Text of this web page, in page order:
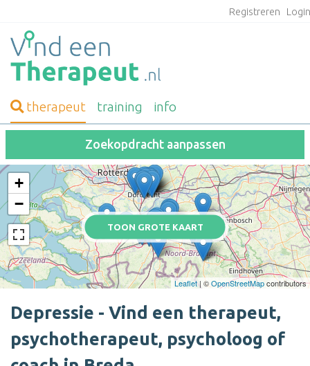
Registreren
therapeut training info
Zoekopdracht aanpassen
TOON GROTE KAART
+
−
Leaflet| ©OpenStreetMapcontributors
Depressie - Vind een therapeut,
psychotherapeut, psycholoog of